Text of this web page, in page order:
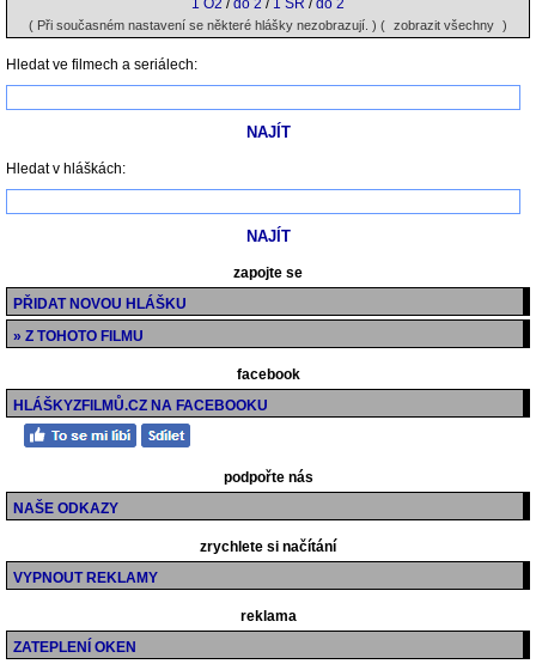
1 O2 /do 2 / 1 SR /do 2
( Při současném nastavení se některé hlášky nezobrazují. ) ( zobrazit všechny )
Hledat ve filmech a seriálech:
Hledat v hláškách:
zapojte se
PŘIDAT NOVOU HLÁŠKU
» Z TOHOTO FILMU
facebook
HLÁŠKYZFILMŮ.CZ NA FACEBOOKU
podpořte nás
NAŠE ODKAZY
zrychlete si načítání
VYPNOUT REKLAMY
reklama
ZATEPLENÍ OKEN